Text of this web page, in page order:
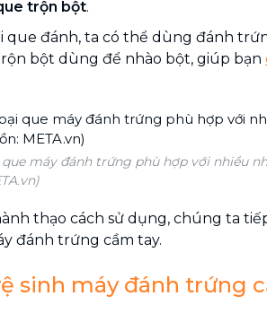
trộn bột.
que đánh, ta có thể dùng đánh
bột dùng để nhào bột, giúp bạn
máy đánh trứng phù hợp với nhiều
thạo cách sử dụng, chúng ta
đánh trứng cầm tay.
sinh máy đánh trứng